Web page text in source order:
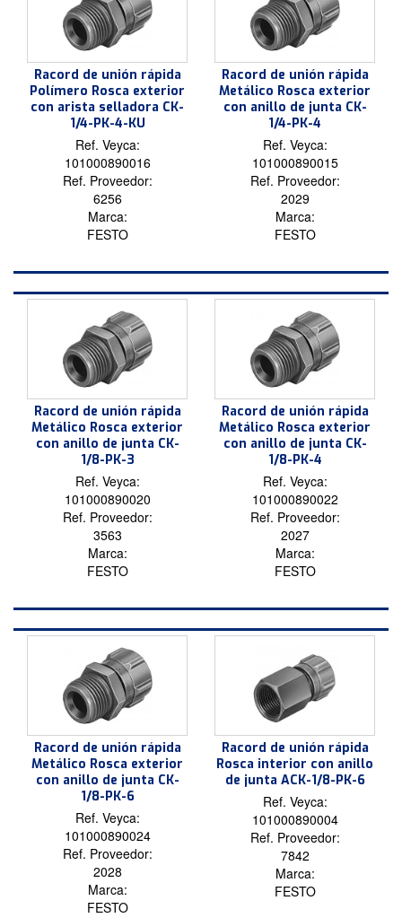
Racord de unión rápida
Polímero Rosca exterior
con arista selladora CK-
1/4-PK-4-KU
Ref. Veyca:
101000890016
Ref. Proveedor:
6256
Marca:
FESTO
Racord de unión rápida
Metálico Rosca exterior
con anillo de junta CK-
1/4-PK-4
Ref. Veyca:
101000890015
Ref. Proveedor:
2029
Marca:
FESTO
Racord de unión rápida
Metálico Rosca exterior
con anillo de junta CK-
1/8-PK-3
Ref. Veyca:
101000890020
Ref. Proveedor:
3563
Marca:
FESTO
Racord de unión rápida
Metálico Rosca exterior
con anillo de junta CK-
1/8-PK-4
Ref. Veyca:
101000890022
Ref. Proveedor:
2027
Marca:
FESTO
Racord de unión rápida
Metálico Rosca exterior
con anillo de junta CK-
1/8-PK-6
Ref. Veyca:
101000890024
Ref. Proveedor:
2028
Marca:
FESTO
Racord de unión rápida
Rosca interior con anillo
de junta ACK-1/8-PK-6
Ref. Veyca:
101000890004
Ref. Proveedor:
7842
Marca:
FESTO